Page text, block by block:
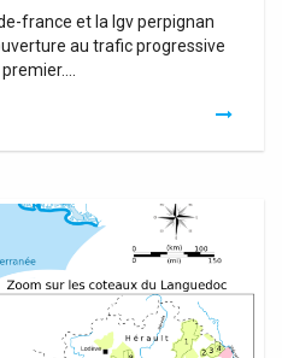
france et la lgv perpignan
au trafic progressive